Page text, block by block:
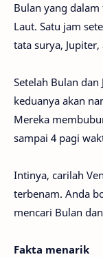
Bulan yang
Laut. Satu jam
tata surya,
Setelah Bulan
keduanya akan
Mereka
sampai 4 pagi
Intinya, carilah
terbenam. Anda
mencari Bulan
Fakta menarik